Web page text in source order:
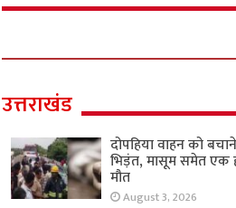
उत्तराखंड
दोपहिया वाहन को
भिड़ंत, मासूम समेत एक
मौत
August 3, 2026